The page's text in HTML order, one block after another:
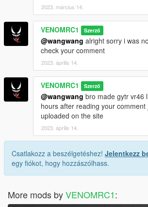
2023. március 14.
VENOMRC1 Szerző
@wangwang alright sorry i was
check your comment
2023. április 14.
VENOMRC1 Szerző
@wangwang bro made gytr vr46
hours after reading your
uploaded on the site
2023. április 14.
Csatlakozz a beszélgetéshez! Jelentkezz
egy fiókot, hogy hozzászólhass.
More mods byVENOMRC1: